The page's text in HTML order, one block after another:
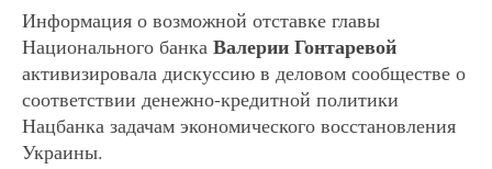
Информация о возможной отставке главы
Национального банка Валерии Гонтаревой
активизировала дискуссию в деловом сообществе о
соответствии денежно-кредитной политики
Нацбанка задачам экономического восстановления
Украины.